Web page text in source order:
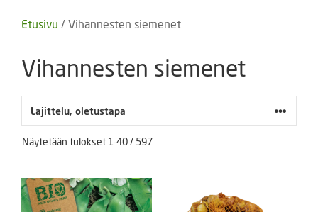
Etusivu / Vihannesten siemenet
Vihannesten siemenet
Näytetään tulokset 1–40 / 597